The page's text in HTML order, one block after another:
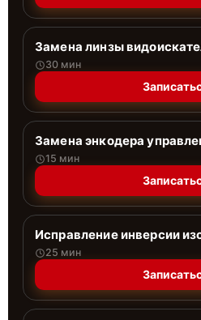
Замена линзы
30 мин
Замена энкодера
15 мин
Исправление инверсии
25 мин